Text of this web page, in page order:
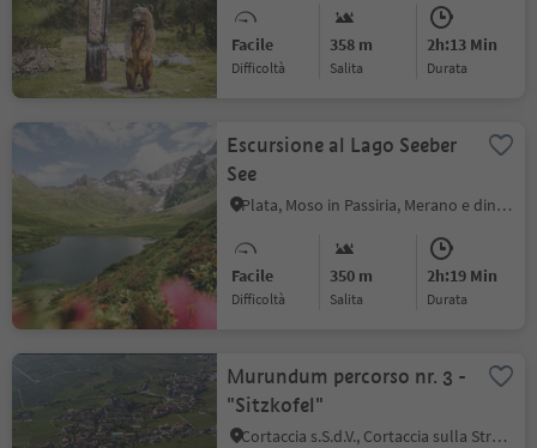
Facile
Difficoltà
358 m
Salita
2h:13 Min
durata
Escursione al Lago Seeber
See
Plata, Moso in Passiria, Merano e dintorni
Facile
Difficoltà
350 m
Salita
2h:19 Min
durata
Murundum percorso nr. 3 -
"Sitzkofel"
Cortaccia s.S.d.V., Cortaccia sulla Strada del Vino, Strada del Vino